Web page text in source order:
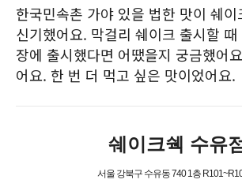
한국민속촌 가야 있을 법한 맛이 쉐이
신기했어요. 막걸리 쉐이크 출시할
장에 출시했다면 어땠을지 궁금했어
어요. 한 번 더 먹고 싶은 맛이었어요.